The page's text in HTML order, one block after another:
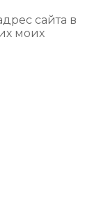
сайта в
моих